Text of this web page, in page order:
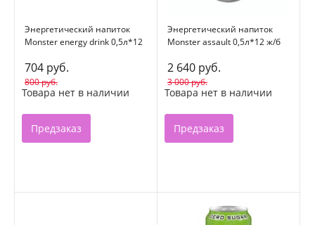
Энергетический напиток
Monster energy drink 0,5л*12
704 руб.
800 руб.
Товара нет в наличии
Предзаказ
Энергетический напиток
Monster assault 0,5л*12 ж/б
2 640 руб.
3 000 руб.
Товара нет в наличии
Предзаказ